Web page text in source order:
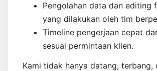
Pengolahan data dan editing
yang dilakukan oleh tim
Timeline pengerjaan cepat
sesuai permintaan klien.
Kami tidak hanya datang, terbang,